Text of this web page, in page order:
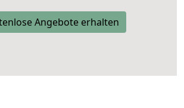
Angebote erhalten